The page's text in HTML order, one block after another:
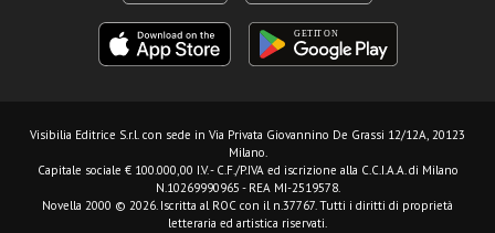
Visibilia Editrice S.r.l. con sede in Via Privata Giovannino De Grassi 12/12A, 20123
Milano.
Capitale sociale € 100.000,00 I.V. - C.F./P.IVA ed iscrizione alla C.C.I.A.A. di Milano
N.10269990965 - REA MI-2519578.
Novella 2000 © 2026. Iscritta al ROC con il n.37767. Tutti i diritti di proprietà
letteraria ed artistica riservati.